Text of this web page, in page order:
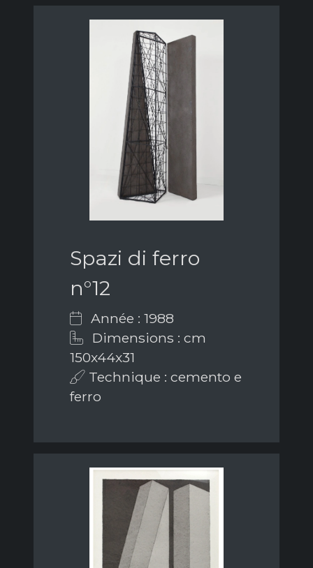
Spazi di ferro
n°12
Année : 1988
Dimensions : cm
150x44x31
Technique : cemento e
ferro